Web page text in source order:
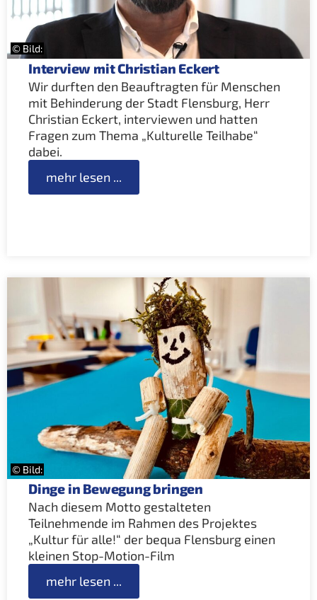
© Bild:
Interview mit Christian Eckert
Wir durften den Beauftragten für Menschen
mit Behinderung der Stadt Flensburg, Herr
Christian Eckert, interviewen und hatten
Fragen zum Thema „Kulturelle Teilhabe“
dabei.
mehr lesen ...
© Bild:
Dinge in Bewegung bringen
Nach diesem Motto gestalteten
Teilnehmende im Rahmen des Projektes
„Kultur für alle!“ der bequa Flensburg einen
kleinen Stop-Motion-Film
mehr lesen ...